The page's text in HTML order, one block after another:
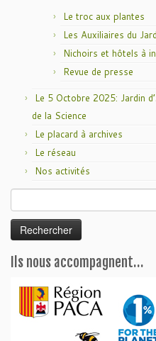
Le troc aux plantes
Les Auxiliaires du
Nichoirs et hôtels à
Revue de presse
Le 5 Octobre 2025: Jardin
de la Science
Le placard à archives
Le réseau
Nos activités
Ils nous accompagnent…